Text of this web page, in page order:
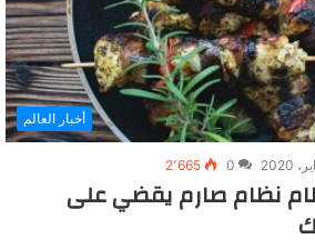
أخبار العالم
0 2٬665
نظام صارم يقضي على